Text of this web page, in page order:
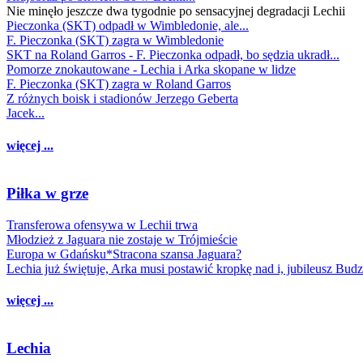
Nie minęło jeszcze dwa tygodnie po sensacyjnej degradacji Lechii
Pieczonka (SKT) odpadł w Wimbledonie, ale...
F. Pieczonka (SKT) zagra w Wimbledonie
SKT na Roland Garros - F. Pieczonka odpadł, bo sędzia ukradł...
Pomorze znokautowane - Lechia i Arka skopane w lidze
F. Pieczonka (SKT) zagra w Roland Garros
Z różnych boisk i stadionów Jerzego Geberta
Jacek...
więcej ...
Piłka w grze
Transferowa ofensywa w Lechii trwa
Młodzież z Jaguara nie zostaje w Trójmieście
Europa w Gdańsku*Stracona szansa Jaguara?
Lechia już świętuje, Arka musi postawić kropkę nad i, jubileusz
więcej ...
Lechia